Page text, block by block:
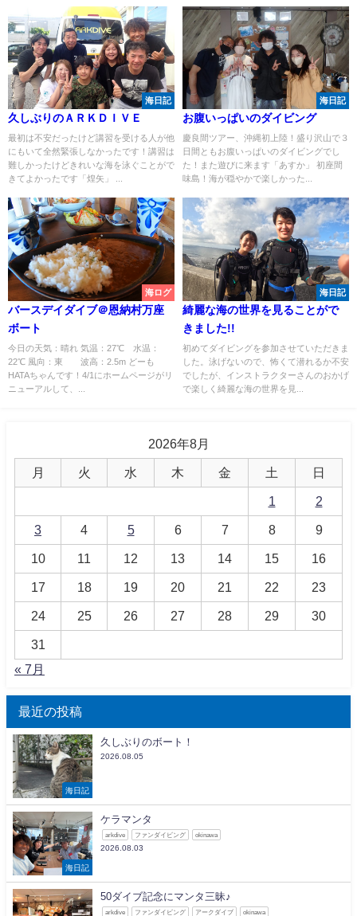
海日記
久しぶりのＡＲＫＤＩＶＥ
最初は不安だったけど講習を受ける人が他
にもいて全然緊張しなかったです！講習は
難しかったけどきれいな海を泳ぐことがで
きてよかったです「煌矢」 ...
海日記
お腹いっぱいのダイビング
慶良間ツアー、沖縄初上陸！盛り沢山で３
日間ともお腹いっぱいのダイビングでし
た！また遊びに来ます「あすか」 初座間
味島！海が穏やかで楽しかった...
海ログ
バースデイダイブ＠恩納村万座
ボート
今日の天気：晴れ 気温：27℃ 水温：
22℃ 風向：東 波高：2.5m どーも
HATAちゃんです！4/1にホームページがリ
ニューアルして、...
海日記
綺麗な海の世界を見ることがで
きました!!
初めてダイビングを参加させていただきま
した。泳げないので、怖くて潜れるか不安
でしたが、インストラクターさんのおかげ
で楽しく綺麗な海の世界を見...
2026年8月
月 火 水 木 金 土 日
1 2
3 4 5 6 7 8 9
10 11 12 13 14 15 16
17 18 19 20 21 22 23
24 25 26 27 28 29 30
31
« 7月
最近の投稿
海日記
久しぶりのボート！
2026.08.05
海日記
ケラマンタ
arkdive ファンダイビング okinawa
2026.08.03
50ダイブ記念にマンタ三昧♪
arkdive ファンダイビング アークダイブ okinawa